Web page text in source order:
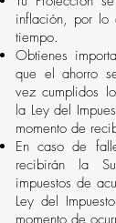
inflación, por lo
tiempo.
Obtienes
que el ahorro
vez cumplidos
la Ley del
momento de
En caso de
recibirán la
impuestos de
Ley del
momento de